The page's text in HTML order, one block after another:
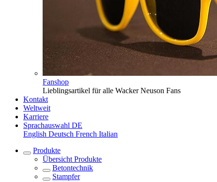
Fanshop
Lieblingsartikel für alle Wacker Neuson Fans
Kontakt
Weltweit
Karriere
Sprachauswahl DE
English Deutsch French Italian
Produkte
Übersicht Produkte
Betontechnik
Stampfer